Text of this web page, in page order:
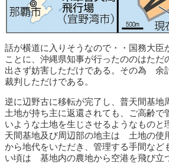
話が横道に入りそうなので・・国務大臣
ことに、沖縄県知事が行ったののはただ
出さず妨害しただけである。その為 余
裁判しただけである。
逆に辺野古に移転が完了し、普天間基地
土地が持ち主に返還されても、ご高齢で
いような土地を生じさせるようなものと
天間基地及び周辺部の地主は 土地の使
から地代をいただき、管理する手間など
い頃は 基地内の農地から空港を飛び立